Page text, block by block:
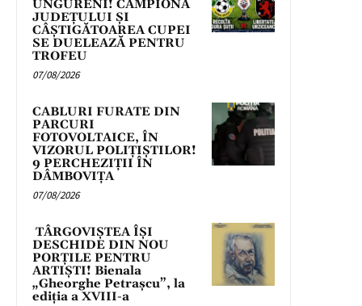
UNGURENI! CAMPIONA
JUDEȚULUI ȘI
CÂȘTIGĂTOAREA CUPEI
SE DUELEAZĂ PENTRU
TROFEU
07/08/2026
CABLURI FURATE DIN
PARCURI
FOTOVOLTAICE, ÎN
VIZORUL POLIȚIȘTILOR!
9 PERCHEZIȚII ÎN
DÂMBOVIȚA
07/08/2026
TÂRGOVIȘTEA ÎȘI
DESCHIDE DIN NOU
PORȚILE PENTRU
ARTIȘTI! Bienala
„Gheorghe Petrașcu”, la
ediția a XVIII-a